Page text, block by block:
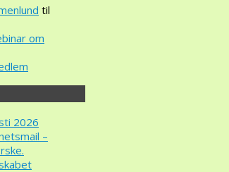
til
om
2026
–